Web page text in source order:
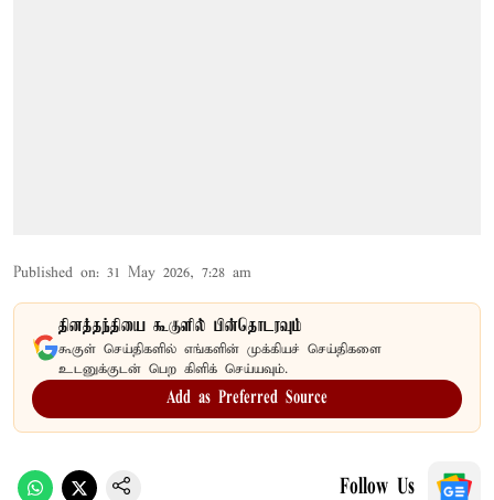
Published on: 31 May 2026, 7:28 am
தினத்தந்தியை கூகுளில் பின்தொடரவும்
கூகுள் செய்திகளில் எங்களின் முக்கியச் செய்திகளை
உடனுக்குடன் பெற கிளிக் செய்யவும்.
Add as Preferred Source
Follow Us